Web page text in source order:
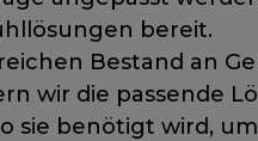
bereit.
Bestand an
wir die passende
sie benötigt wird, um